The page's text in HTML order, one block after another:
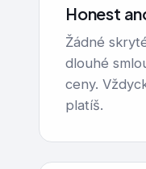
Honest
Žádné
dlouhé
ceny.
platíš.